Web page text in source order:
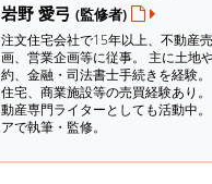
岩野 愛弓 (監修者)
注文住宅会社で15年以上、不動産
画、営業企画等に従事。 主に土地
約、金融・司法書士手続きを経験。
住宅、商業施設等の売買経験あり
動産専門ライターとしても活動中
アで執筆・監修。